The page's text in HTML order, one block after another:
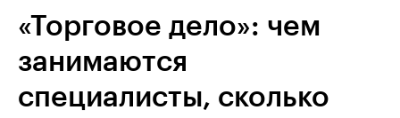
«Торговое дело»: чем
занимаются
специалисты, сколько